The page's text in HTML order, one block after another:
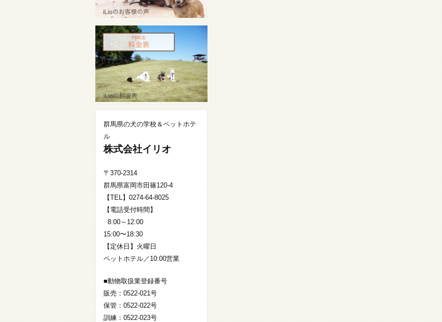
群馬県の犬の学校＆ペットホテ
ル
株式会社イリオ
〒370-2314
群馬県富岡市田篠120-4
【TEL】0274-64-8025
【電話受付時間】
8:00～12:00
15:00〜18:30
【定休日】火曜日
ペットホテル／10:00営業
■動物取扱業登録番号
販売：0522-021号
保管：0522-022号
訓練：0522-023号